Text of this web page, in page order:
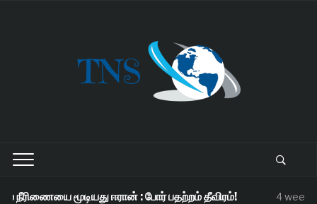
மூடியது ஈரான் : போர் பதற்றம் தீவிரம்! 4 weeks